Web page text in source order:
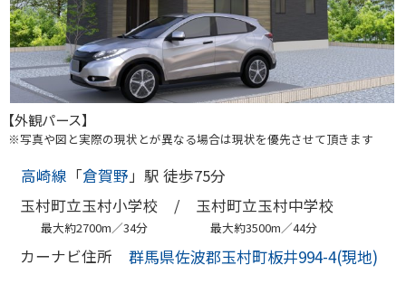
【外観パース】
※写真や図と実際の現状とが異なる場合は現状を優先させて頂きます
高崎線 「倉賀野」駅 徒歩75分
玉村町立玉村小学校 /
最大約2700m／34分
玉村町立玉村中学校
最大約3500m／44分
カーナビ住所 群馬県佐波郡玉村町板井994-4(現地)